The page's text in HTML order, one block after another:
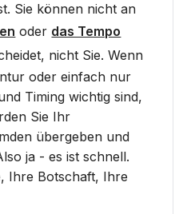
Sie können nicht an
oder das Tempo
nicht Sie. Wenn
oder einfach nur
Timing wichtig sind,
Sie Ihr
übergeben und
ja - es ist schnell.
Ihre Botschaft, Ihre